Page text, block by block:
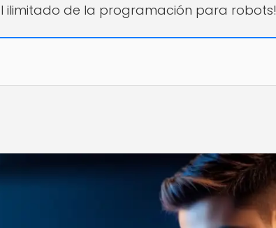
ilimitado de la programación para robots!